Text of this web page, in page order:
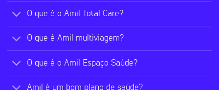
O que é o Amil Total Care?
O que é Amil multiviagem?
O que é o Amil Espaço Saúde?
Amil é um bom plano de saúde?